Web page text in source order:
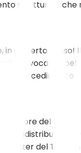
strutturale che
in un certo
provocare
un cedimento
del
a ridistribuire o
iter del